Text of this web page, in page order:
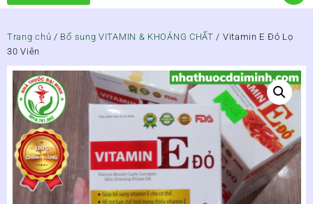
Trang chủ / Bổ sung VITAMIN & KHOÁNG CHẤT / Vitamin E Đỏ Lọ
30 Viên